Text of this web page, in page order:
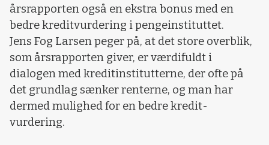
årsrapporten også en ekstra bonus med en
bedre kreditvurdering i pengeinstituttet.
Jens Fog Larsen peger på, at det store overblik,
som årsrapporten giver, er værdifuldt i
dialogen med kreditinstitutterne, der ofte på
det grundlag sænker renterne, og man har
dermed mulighed for en bedre kredit-
vurdering.